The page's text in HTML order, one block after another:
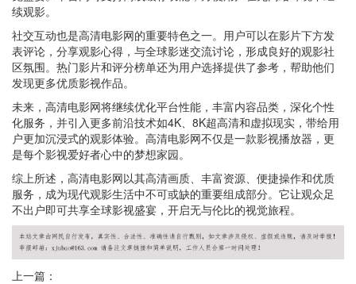
续观影。
社交互动也是高清电影网的重要特色之一。用户可以在影片下方发
表评论，分享观影心得，与全球影迷交流讨论，形成良好的观影社
区氛围。热门影片和评分榜单还为用户选择提供了参考，帮助他们
发现更多优质影视作品。
未来，高清电影网将继续优化平台性能，丰富内容品类，深化个性
化服务，并引入更多前沿技术如4K、8K超高清和虚拟现实，带给用
户更加沉浸式的观影体验。高清电影网不仅是一款影视播放器，更
是每个影视爱好者心中的梦想家园。
综上所述，高清电影网以其高清画质、丰富资源、便捷操作和优质
服务，成为现代观影生活中不可或缺的重要组成部分。它让观众足
不出户即可共享全球影视盛宴，开启无与伦比的视觉旅程。
上一篇：